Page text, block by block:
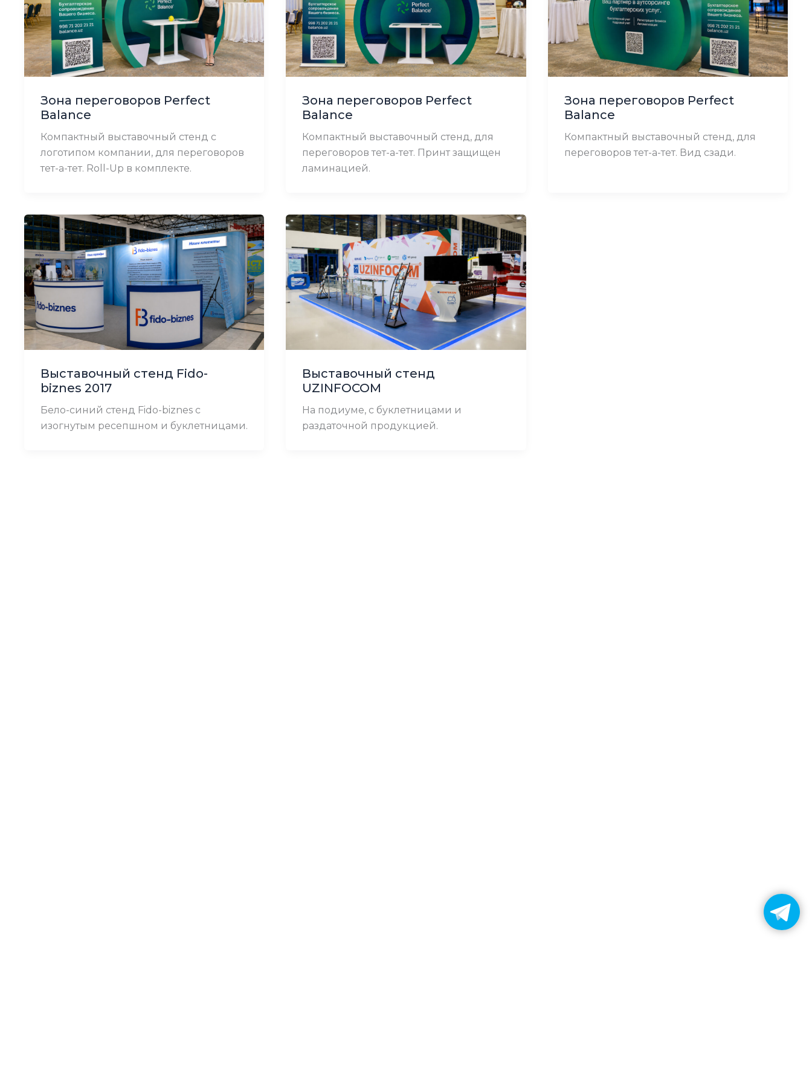
Зона переговоров Perfect
Balance
Компактный выставочный стенд с
логотипом компании, для переговоров
тет-а-тет. Roll-Up в комплекте.
Зона переговоров Perfect
Balance
Компактный выставочный стенд, для
переговоров тет-а-тет. Принт защищен
ламинацией.
Зона переговоров Perfect
Balance
Компактный выставочный стенд, для
переговоров тет-а-тет. Вид сзади.
Выставочный стенд Fido-
biznes 2017
Бело-синий стенд Fido-biznes с
изогнутым ресепшном и буклетницами.
Выставочный стенд
UZINFOCOM
На подиуме, с буклетницами и
раздаточной продукцией.